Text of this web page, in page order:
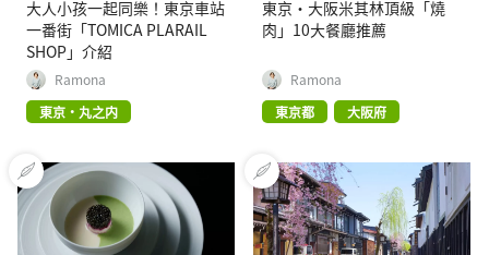
大人小孩一起同樂！東京車站
一番街「TOMICA PLARAIL
SHOP」介紹
Ramona
東京・丸之内
東京・大阪米其林頂級「燒
肉」10大餐廳推薦
Ramona
東京都
大阪府